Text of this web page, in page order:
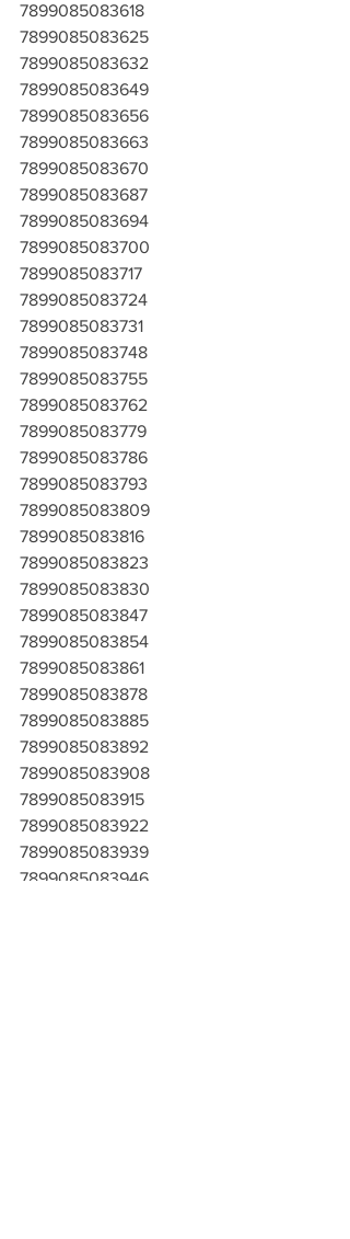
7899085083618
7899085083625
7899085083632
7899085083649
7899085083656
7899085083663
7899085083670
7899085083687
7899085083694
7899085083700
7899085083717
7899085083724
7899085083731
7899085083748
7899085083755
7899085083762
7899085083779
7899085083786
7899085083793
7899085083809
7899085083816
7899085083823
7899085083830
7899085083847
7899085083854
7899085083861
7899085083878
7899085083885
7899085083892
7899085083908
7899085083915
7899085083922
7899085083939
7899085083946